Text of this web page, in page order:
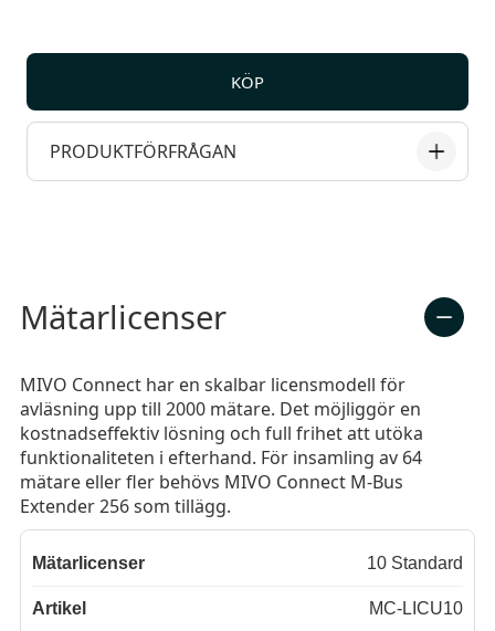
KÖP
PRODUKTFÖRFRÅGAN
Mätarlicenser
MIVO Connect har en skalbar licensmodell för
avläsning upp till 2000 mätare. Det möjliggör en
kostnadseffektiv lösning och full frihet att utöka
funktionaliteten i efterhand. För insamling av 64
mätare eller fler behövs MIVO Connect M-Bus
Extender 256 som tillägg.
10 Standard
MC-LICU10